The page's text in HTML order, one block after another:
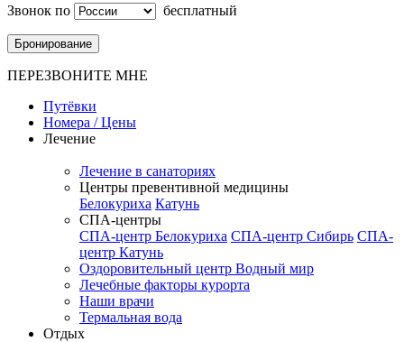
Звонок по
бесплатный
Бронирование
ПЕРЕЗВОНИТЕ МНЕ
Путёвки
Номера / Цены
Лечение
Лечение в санаториях
Центры превентивной медицины
Белокуриха Катунь
СПА-центры
СПА-центр Белокуриха СПА-центр Сибирь СПА-
центр Катунь
Оздоровительный центр Водный мир
Лечебные факторы курорта
Наши врачи
Термальная вода
Отдых